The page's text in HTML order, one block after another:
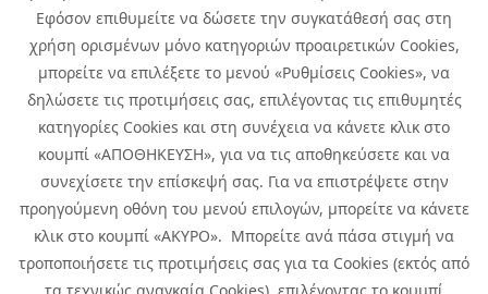
Εφόσον επιθυμείτε να δώσετε την συγκατάθεσή σας στη
χρήση ορισμένων μόνο κατηγοριών προαιρετικών Cookies,
μπορείτε να επιλέξετε το μενού «Ρυθμίσεις Cookies», να
δηλώσετε τις προτιμήσεις σας, επιλέγοντας τις επιθυμητές
κατηγορίες Cookies και στη συνέχεια να κάνετε κλικ στο
κουμπί «ΑΠΟΘΗΚΕΥΣΗ», για να τις αποθηκεύσετε και να
συνεχίσετε την επίσκεψή σας. Για να επιστρέψετε στην
προηγούμενη οθόνη του μενού επιλογών, μπορείτε να κάνετε
κλικ στο κουμπί «ΑΚΥΡΟ». Μπορείτε ανά πάσα στιγμή να
τροποποιήσετε τις προτιμήσεις σας για τα Cookies (εκτός από
Copyright © 2026 Infoquest.gr Με επιφύλαξη κάθε νόμιμου δικαιώματος.
Πολιτική Cookies Προτιμήσεις Cookies | Όροι Χρήσης